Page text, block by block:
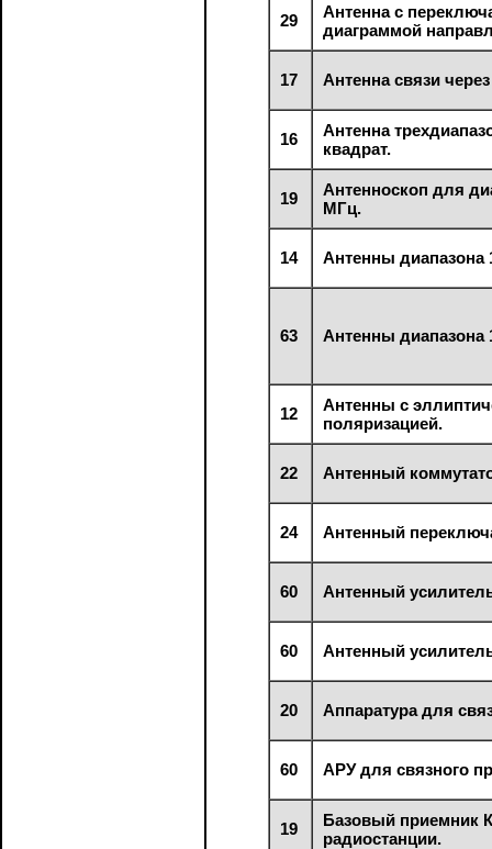
29
Антенна с
диаграммой
17 Антенна связи
16
Антенна
квадрат.
19
Антенноскоп для
МГц.
14 Антенны диапазона
63 Антенны диапазона
12
Антенны с
поляризацией.
22 Антенный
24 Антенный
60 Антенный
60 Антенный
20 Аппаратура для
60 АРУ для связного
19
Базовый приемник
радиостанции.